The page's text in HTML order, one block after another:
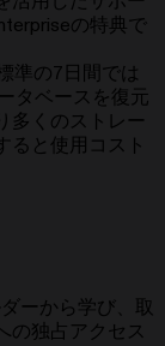
の特典で
準の7日間では
タベースを復元
多くのストレー
ると使用コスト
ーから学び、取
の独占アクセス